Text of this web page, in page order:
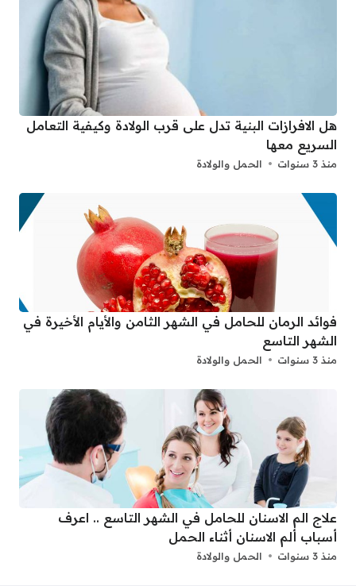
هل الافرازات البنية تدل على قرب الولادة وكيفية التعامل
السريع معها
منذ 3 سنوات الحمل والولادة
فوائد الرمان للحامل في الشهر الثامن والأيام الأخيرة في
الشهر التاسع
منذ 3 سنوات الحمل والولادة
علاج الم الاسنان للحامل في الشهر التاسع .. اعرف
أسباب ألم الاسنان أثناء الحمل
منذ 3 سنوات الحمل والولادة